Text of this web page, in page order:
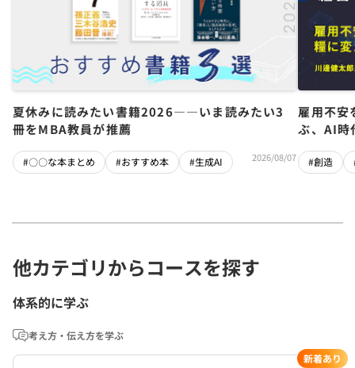
夏休みに読みたい書籍2026――いま読みたい3
冊をMBA教員が推薦
#〇〇な本まとめ #おすすめ本 #生成AI 2026/08/07
雇用不
ぶ、AI時
#創造
他カテゴリからコースを探す
体系的に学ぶ
考え方・伝え方を学ぶ
新着あり